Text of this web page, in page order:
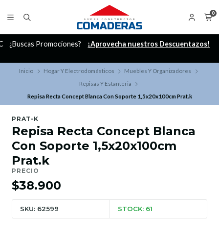
0
¿Buscas Promociones? ¡Aprovecha nuestros Descuentazos!
Inicio Hogar Y Electrodomésticos
Muebles Y Organizadores
Repisas Y Estanteria
Repisa Recta Concept Blanca Con Soporte 1,5x20x100cm Prat.k
PRAT-K
Repisa Recta Concept Blanca
Con Soporte 1,5x20x100cm
Prat.k
PRECIO
$38.900
SKU: 62599 STOCK: 61